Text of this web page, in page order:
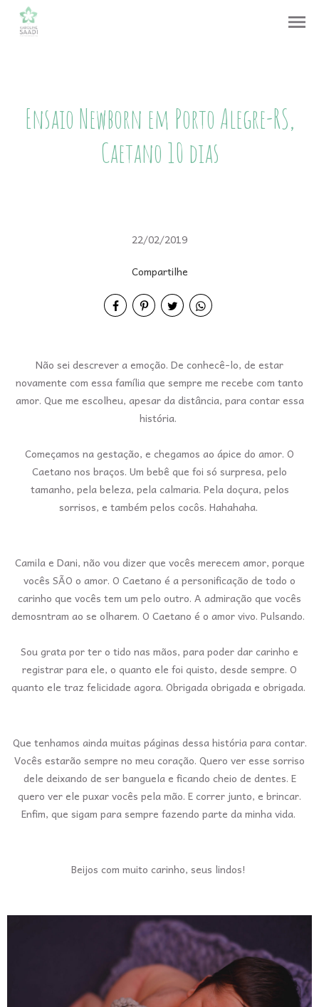
menu
Ensaio Newborn em Porto Alegre-RS,
Caetano 10 dias
22/02/2019
Compartilhe
Não sei descrever a emoção. De conhecê-lo, de estar
novamente com essa família que sempre me recebe com tanto
amor. Que me escolheu, apesar da distância, para contar essa
história.
Começamos na gestação, e chegamos ao ápice do amor. O
Caetano nos braços. Um bebê que foi só surpresa, pelo
tamanho, pela beleza, pela calmaria. Pela doçura, pelos
sorrisos, e também pelos cocôs. Hahahaha.
Camila e Dani, não vou dizer que vocês merecem amor, porque
vocês SÃO o amor. O Caetano é a personificação de todo o
carinho que vocês tem um pelo outro. A admiração que vocês
demosntram ao se olharem. O Caetano é o amor vivo. Pulsando.
Sou grata por ter o tido nas mãos, para poder dar carinho e
registrar para ele, o quanto ele foi quisto, desde sempre. O
quanto ele traz felicidade agora. Obrigada obrigada e obrigada.
Que tenhamos ainda muitas páginas dessa história para contar.
Vocês estarão sempre no meu coração. Quero ver esse sorriso
dele deixando de ser banguela e ficando cheio de dentes. E
quero ver ele puxar vocês pela mão. E correr junto, e brincar.
Enfim, que sigam para sempre fazendo parte da minha vida.
Beijos com muito carinho, seus lindos!